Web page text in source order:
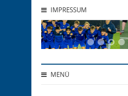
IMPRESSUM
MENÜ